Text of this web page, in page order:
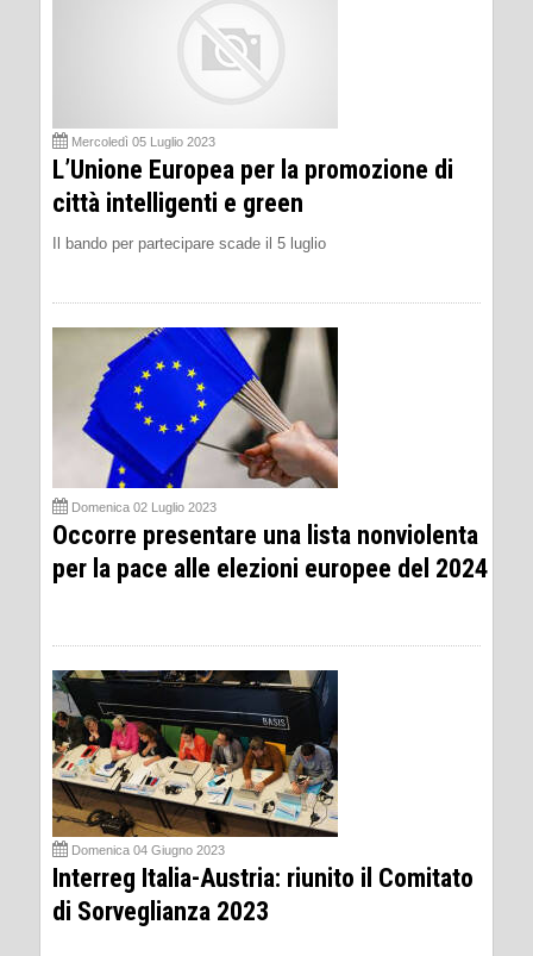
Mercoledì 05 Luglio 2023
L’Unione Europea per la promozione di
città intelligenti e green
Il bando per partecipare scade il 5 luglio
Domenica 02 Luglio 2023
Occorre presentare una lista nonviolenta
per la pace alle elezioni europee del 2024
Domenica 04 Giugno 2023
Interreg Italia-Austria: riunito il Comitato
di Sorveglianza 2023